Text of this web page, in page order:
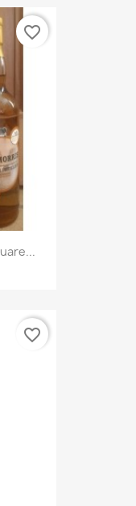
favorite_border
favorite_border